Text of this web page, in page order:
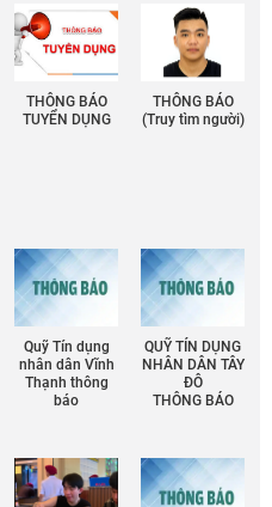
THÔNG BÁO
TUYỂN DỤNG
THÔNG BÁO
(Truy tìm người)
Quỹ Tín dụng
nhân dân Vĩnh
Thạnh thông
báo
QUỸ TÍN DỤNG
NHÂN DÂN TÂY
ĐÔ
THÔNG BÁO